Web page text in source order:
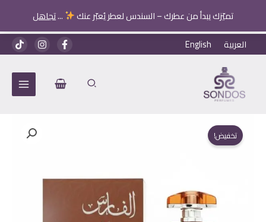
تميّزك يبدأ من عطرك – السندس لعطر يُعبّر عنك ...تجاهل
تخطي
إلى
العربية English
تخفيض!
Arabe